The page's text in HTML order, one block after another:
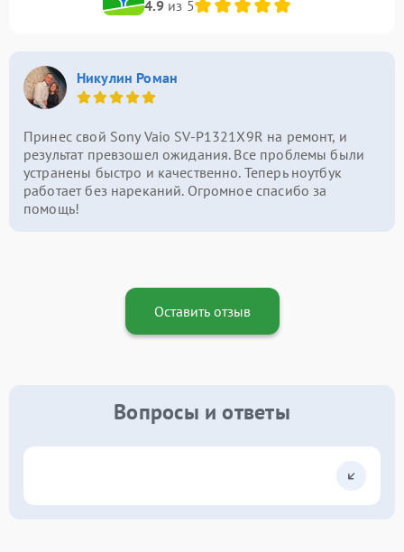
4.9из 5
Никулин Роман
Принес свой Sony Vaio SV-P1321X9R на ремонт, и
результат превзошел ожидания. Все проблемы были
устранены быстро и качественно. Теперь ноутбук
работает без нареканий. Огромное спасибо за
помощь!
Оставить отзыв
Вопросы и ответы